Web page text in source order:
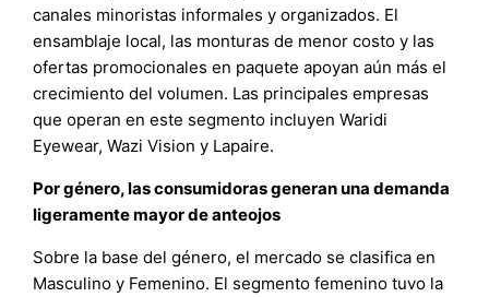
canales minoristas informales y organizados. El
ensamblaje local, las monturas de menor costo y las
ofertas promocionales en paquete apoyan aún más el
crecimiento del volumen. Las principales empresas
que operan en este segmento incluyen Waridi
Eyewear, Wazi Vision y Lapaire.
Por género, las consumidoras generan una demanda
ligeramente mayor de anteojos
Sobre la base del género, el mercado se clasifica en
Masculino y Femenino. El segmento femenino tuvo la